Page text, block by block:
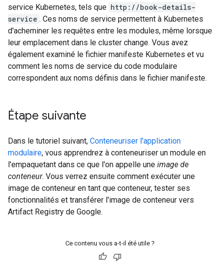
service Kubernetes, tels que http://book-details-
service . Ces noms de service permettent à Kubernetes
d'acheminer les requêtes entre les modules, même lorsque
leur emplacement dans le cluster change. Vous avez
également examiné le fichier manifeste Kubernetes et vu
comment les noms de service du code modulaire
correspondent aux noms définis dans le fichier manifeste.
Étape suivante
Dans le tutoriel suivant, Conteneuriser l'application
modulaire, vous apprendrez à conteneuriser un module en
l'empaquetant dans ce que l'on appelle une image de
conteneur. Vous verrez ensuite comment exécuter une
image de conteneur en tant que conteneur, tester ses
fonctionnalités et transférer l'image de conteneur vers
Artifact Registry de Google.
Ce contenu vous a-t-il été utile ?